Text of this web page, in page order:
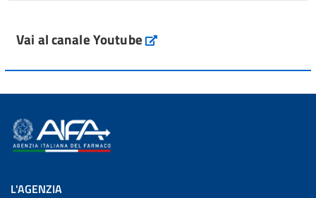
Vai al canale Youtube
L'AGENZIA